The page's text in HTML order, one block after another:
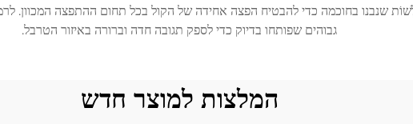
גבוהים שפותחו בדיוק כדי לספק תגובה חדה וברורה באיזור הטרבל.
המלצות למוצר חדש